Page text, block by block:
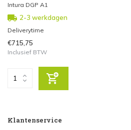
Intura DGP A1
2-3 werkdagen
Deliverytime
€715,75
Inclusief BTW
Klantenservice